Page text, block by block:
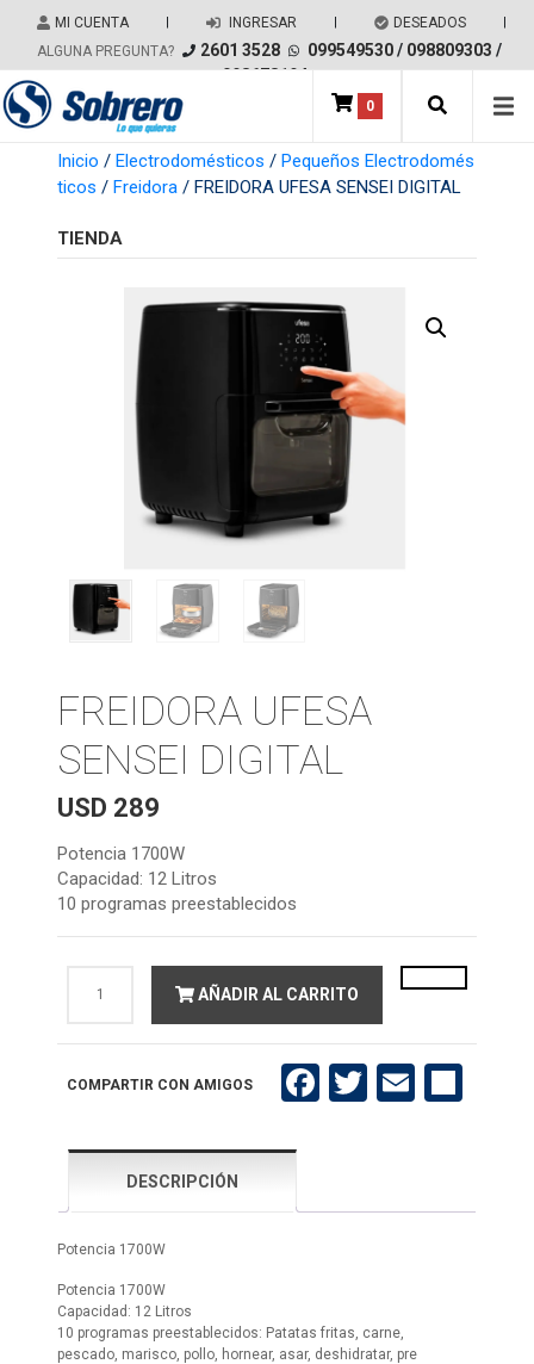
MI CUENTA | INGRESAR | DESEADOS |
ALGUNA PREGUNTA? 2601 3528 099549530/ 098809303 /
098678194
Salir del contenido
Main Navigation 0
Inicio / Electrodomésticos / Pequeños Electrodomés
ticos / Freidora / FREIDORA UFESA SENSEI DIGITAL
TIENDA
FREIDORA UFESA
SENSEI DIGITAL
USD 289
Potencia 1700W
Capacidad: 12 Litros
10 programas preestablecidos
UFESA
AÑADIR AL CARRITO
COMPARTIR CON AMIGOS FacebookTwitter
DESCRIPCIÓN
Potencia 1700W
Potencia 1700W
Capacidad: 12 Litros
10 programas preestablecidos: Patatas fritas, carne,
pescado, marisco, pollo, hornear, asar, deshidratar, pre